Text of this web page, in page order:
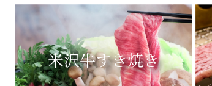
米沢牛すき焼き